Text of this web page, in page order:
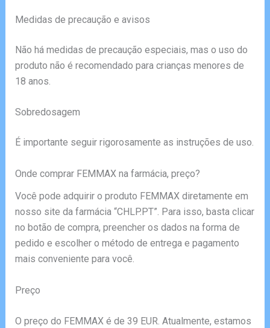
Medidas de precaução e avisos
Não há medidas de precaução especiais, mas o uso do
produto não é recomendado para crianças menores de
18 anos.
Sobredosagem
É importante seguir rigorosamente as instruções de uso.
Onde comprar FEMMAX na farmácia, preço?
Você pode adquirir o produto FEMMAX diretamente em
nosso site da farmácia “CHLP.PT”. Para isso, basta clicar
no botão de compra, preencher os dados na forma de
pedido e escolher o método de entrega e pagamento
mais conveniente para você.
Preço
O preço do FEMMAX é de 39 EUR. Atualmente, estamos